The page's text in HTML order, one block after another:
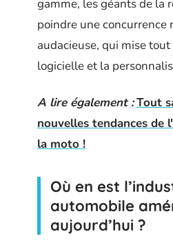
gamme, les géants de la
poindre une concurrence
audacieuse, qui mise
logicielle et la
A lire également :Tout
nouvelles tendances de
la moto !
Où en est
automobile
aujourd’hui ?